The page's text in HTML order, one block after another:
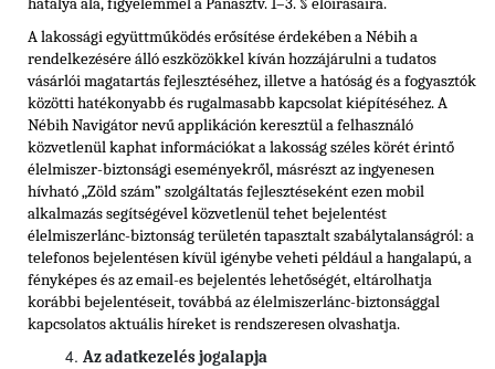
hatálya alá, figyelemmel a Panasztv. 1–3. § előírásaira.
A lakossági együttműködés erősítése érdekében a Nébih a
rendelkezésére álló eszközökkel kíván hozzájárulni a tudatos
vásárlói magatartás fejlesztéséhez, illetve a hatóság és a fogyasztók
közötti hatékonyabb és rugalmasabb kapcsolat kiépítéséhez. A
Nébih Navigátor nevű applikáción keresztül a felhasználó
közvetlenül kaphat információkat a lakosság széles körét érintő
élelmiszer-biztonsági eseményekről, másrészt az ingyenesen
hívható „Zöld szám” szolgáltatás fejlesztéseként ezen mobil
alkalmazás segítségével közvetlenül tehet bejelentést
élelmiszerlánc-biztonság területén tapasztalt szabálytalanságról: a
telefonos bejelentésen kívül igénybe veheti például a hangalapú, a
fényképes és az email-es bejelentés lehetőségét, eltárolhatja
korábbi bejelentéseit, továbbá az élelmiszerlánc-biztonsággal
kapcsolatos aktuális híreket is rendszeresen olvashatja.
Az adatkezelés jogalapja